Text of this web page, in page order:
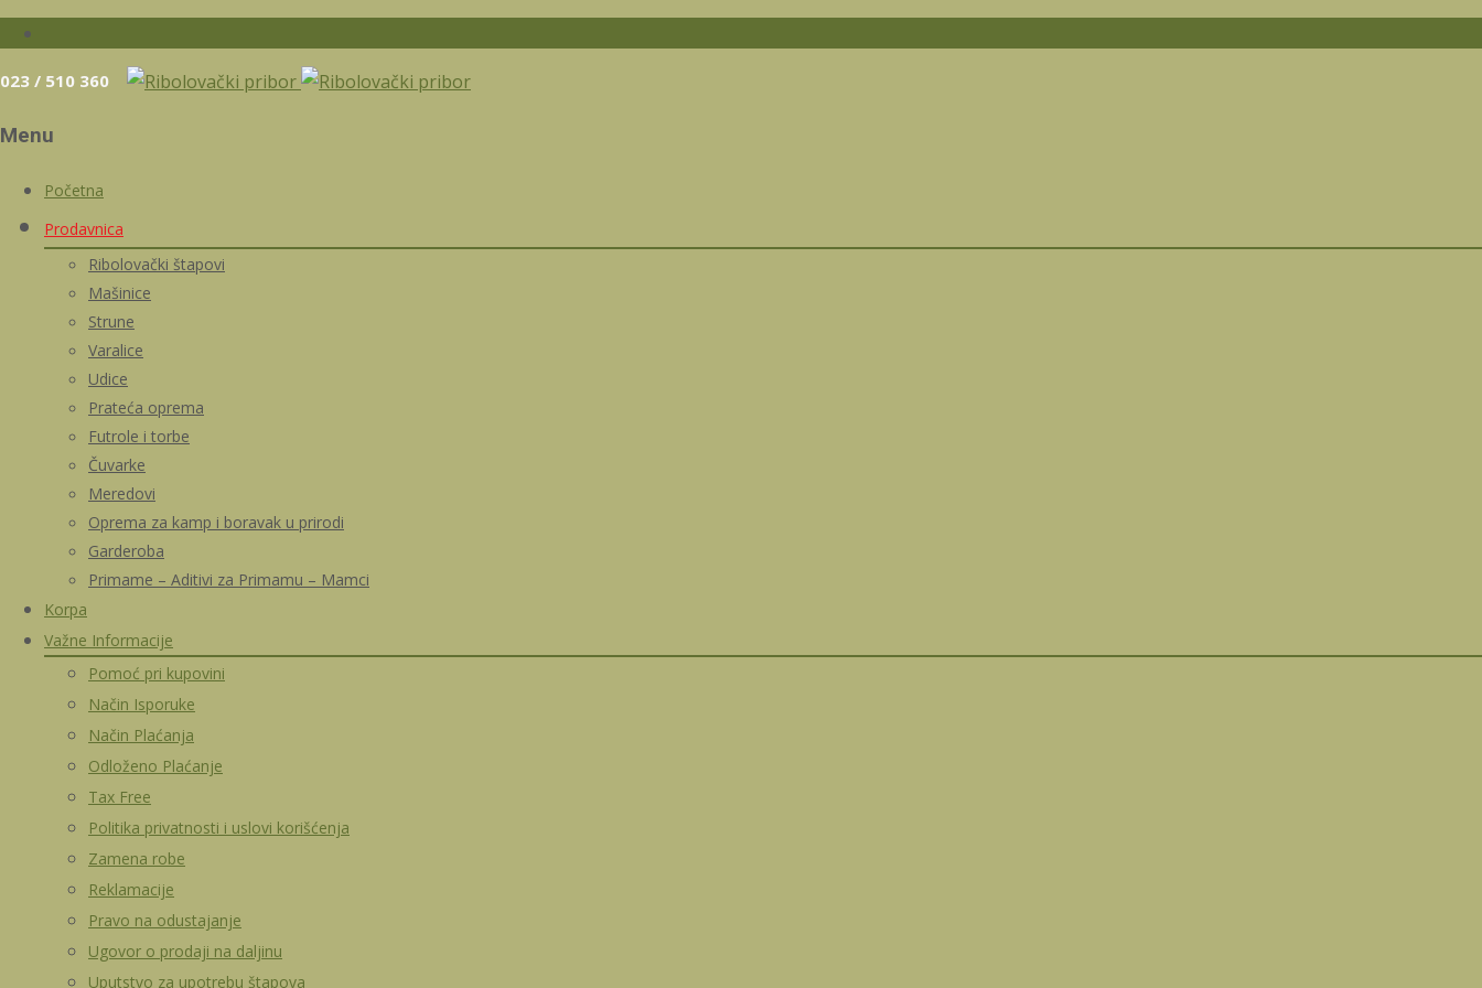
023 / 510 360
Menu
Skip
content
Početna
Prodavnica
Ribolovački štapovi
Mašinice
Strune
Varalice
Udice
Prateća oprema
Futrole i torbe
Čuvarke
Meredovi
Oprema za kamp i boravak u prirodi
Garderoba
Primame – Aditivi za Primamu – Mamci
Korpa
Važne Informacije
Pomoć pri kupovini
Način Isporuke
Način Plaćanja
Odloženo Plaćanje
Tax Free
Politika privatnosti i uslovi korišćenja
Zamena robe
Reklamacije
Pravo na odustajanje
Ugovor o prodaji na daljinu
Uputstvo za upotrebu štapova